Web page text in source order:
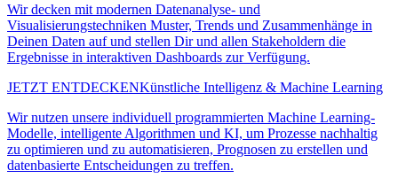
Wir decken mit modernen Datenanalyse- und
Visualisierungstechniken Muster, Trends und Zusammenhänge in
Deinen Daten auf und stellen Dir und allen Stakeholdern die
Ergebnisse in interaktiven Dashboards zur Verfügung.
JETZT ENTDECKENKünstliche Intelligenz & Machine Learning
Wir nutzen unsere individuell programmierten Machine Learning-
Modelle, intelligente Algorithmen und KI, um Prozesse nachhaltig
zu optimieren und zu automatisieren, Prognosen zu erstellen und
datenbasierte Entscheidungen zu treffen.